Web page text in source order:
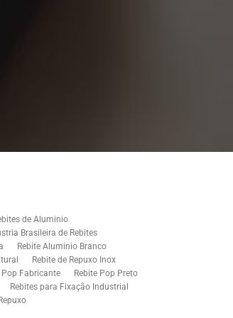
de Aluminio
Brasileira de Rebites
Rebite Aluminio Branco
Rebite de Repuxo Inox
Pop Fabricante
Rebite Pop Preto
Rebites para Fixação Industrial